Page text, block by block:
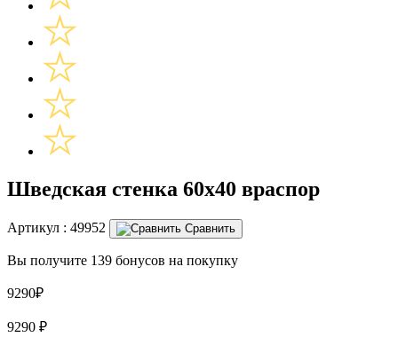
Шведская стенка 60х40 враспор
Артикул : 49952 Сравнить
Вы получите 139 бонусов на покупку
9290₽
9290 ₽